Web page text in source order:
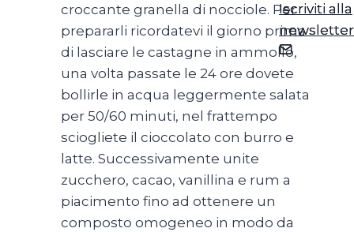
Iscriviti alla
newsletter
croccante granella di nocciole. Per
prepararli ricordatevi il giorno prima
di lasciare le castagne in ammollo,
una volta passate le 24 ore dovete
bollirle in acqua leggermente salata
per 50/60 minuti, nel frattempo
sciogliete il cioccolato con burro e
latte. Successivamente unite
zucchero, cacao, vanillina e rum a
piacimento fino ad ottenere un
composto omogeneo in modo da
Iscriviti alla
newsletter